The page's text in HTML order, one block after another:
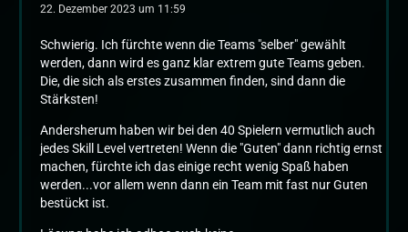
22. Dezember 2023 um 11:59
Schwierig. Ich fürchte wenn die Teams "selber" gewählt
werden, dann wird es ganz klar extrem gute Teams geben.
Die, die sich als erstes zusammen finden, sind dann die
Stärksten!
Andersherum haben wir bei den 40 Spielern vermutlich auch
jedes Skill Level vertreten! Wenn die "Guten" dann richtig ernst
machen, fürchte ich das einige recht wenig Spaß haben
werden...vor allem wenn dann ein Team mit fast nur Guten
bestückt ist.